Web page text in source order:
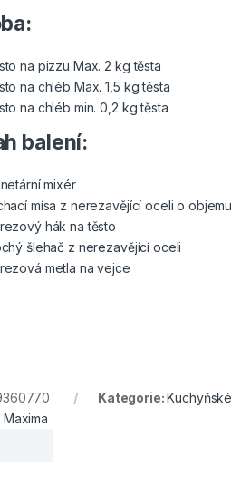
na pizzu Max. 2 kg těsta
na chléb Max. 1,5 kg těsta
na chléb min. 0,2 kg těsta
balení:
mixér
mísa z nerezavějící oceli o
hák na těsto
šlehač z nerezavějící oceli
metla na vejce
Kategorie:
Maxima